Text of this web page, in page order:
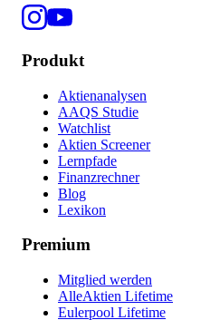
Produkt
Aktienanalysen
AAQS Studie
Watchlist
Aktien Screener
Lernpfade
Finanzrechner
Blog
Lexikon
Premium
Mitglied werden
AlleAktien Lifetime
Eulerpool Lifetime